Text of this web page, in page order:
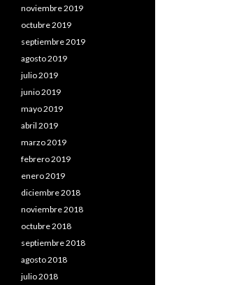
noviembre 2019
octubre 2019
septiembre 2019
agosto 2019
julio 2019
junio 2019
mayo 2019
abril 2019
marzo 2019
febrero 2019
enero 2019
diciembre 2018
noviembre 2018
octubre 2018
septiembre 2018
agosto 2018
julio 2018